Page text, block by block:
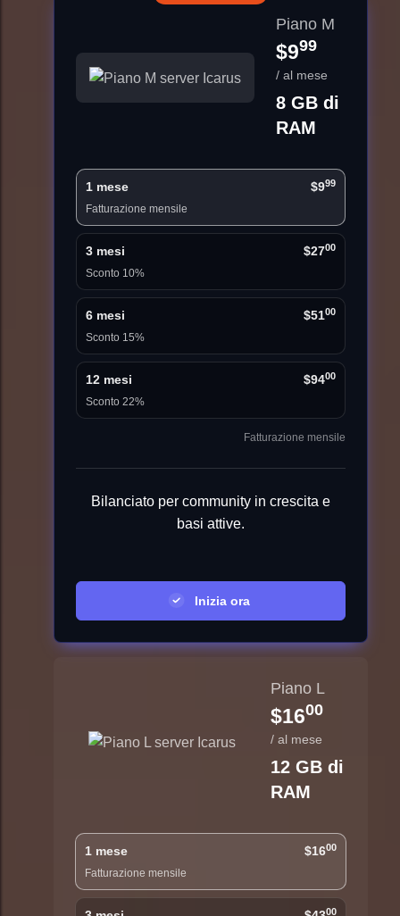
Piano M
$999
/ al mese
8 GB di
RAM
1 mese $999
Fatturazione mensile
3 mesi $2700
Sconto 10%
6 mesi $5100
Sconto 15%
12 mesi $9400
Sconto 22%
Fatturazione mensile
Bilanciato per community in crescita e
basi attive.
Inizia ora
Piano L
$1600
/ al mese
12 GB di
RAM
1 mese $1600
Fatturazione mensile
00